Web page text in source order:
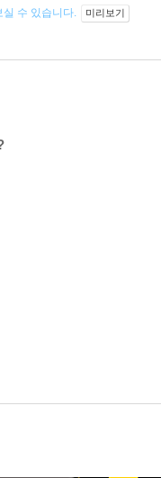
실 수 있습니다. 미리보기